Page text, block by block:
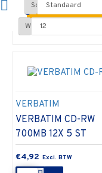
Sorteren op:
Weergegeven:
VERBATIM
VERBATIM CD-RW
700MB 12X 5 ST
€4,92